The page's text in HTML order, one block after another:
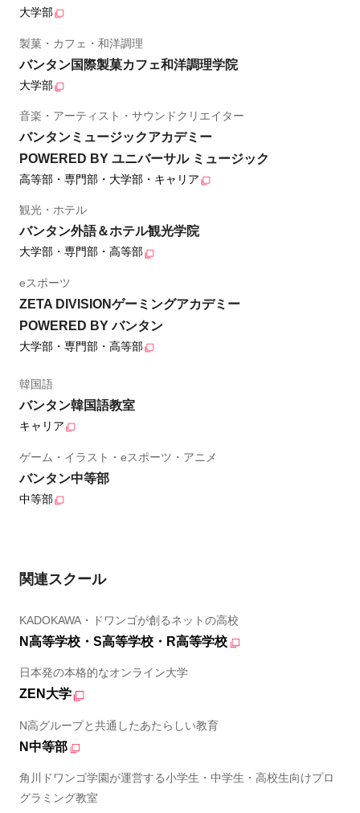
大学部
製菓・カフェ・和洋調理
バンタン国際製菓カフェ和洋調理学院
大学部
音楽・アーティスト・サウンドクリエイター
バンタンミュージックアカデミー
POWERED BY ユニバーサル ミュージック
高等部・専門部・大学部・キャリア
観光・ホテル
バンタン外語＆ホテル観光学院
大学部・専門部・高等部
eスポーツ
ZETA DIVISIONゲーミングアカデミー
POWERED BY バンタン
大学部・専門部・高等部
韓国語
バンタン韓国語教室
キャリア
ゲーム・イラスト・eスポーツ・アニメ
バンタン中等部
中等部
関連スクール
KADOKAWA・ドワンゴが創るネットの高校
N高等学校・S高等学校・R高等学校
日本発の本格的なオンライン大学
ZEN大学
N高グループと共通したあたらしい教育
N中等部
角川ドワンゴ学園が運営する小学生・中学生・高校生向けプロ
グラミング教室